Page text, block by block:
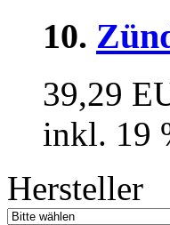
10.
39,29
inkl. 19
Hersteller